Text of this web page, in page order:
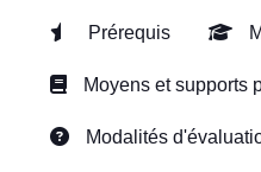
Prérequis
Moyens et supports
Modalités